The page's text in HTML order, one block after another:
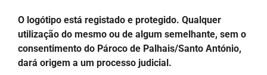
O logótipo está registado e protegido. Qualquer
utilização do mesmo ou de algum semelhante, sem o
consentimento do Pároco de Palhais/Santo António,
dará origem a um processo judicial.